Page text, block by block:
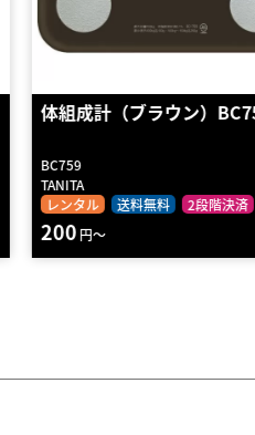
デュアルタイプ体組成計
TANITA
レンタル
送料無料 2段階決済
800円～